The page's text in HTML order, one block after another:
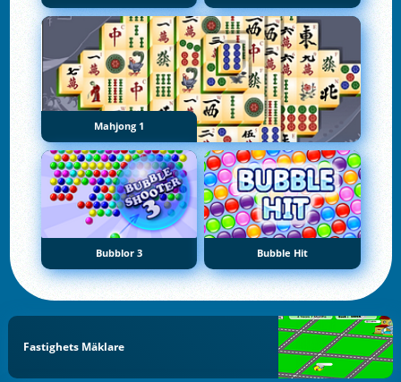
Mahjong 1
Bubblor 3 Bubble Hit
Fastighets Mäklare